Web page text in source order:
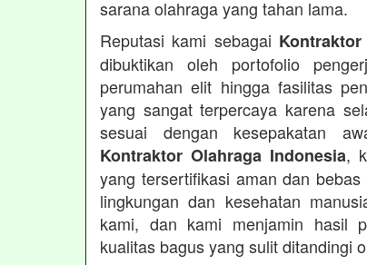
sarana olahraga yang tahan lama.
Reputasi kami sebagai
dibuktikan oleh portofolio
perumahan elit hingga fasilitas
yang sangat terpercaya karena
sesuai dengan kesepakatan
Kontraktor Olahraga Indonesia,
yang tersertifikasi aman dan
lingkungan dan kesehatan
kami, dan kami menjamin hasil
kualitas bagus yang sulit ditandingi